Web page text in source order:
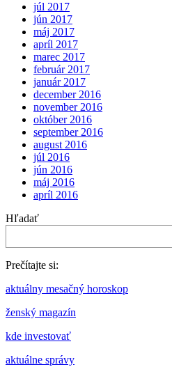
júl 2017
jún 2017
máj 2017
apríl 2017
marec 2017
február 2017
január 2017
december 2016
november 2016
október 2016
september 2016
august 2016
júl 2016
jún 2016
máj 2016
apríl 2016
Hľadať
Prečítajte si:
aktuálny mesačný horoskop
ženský magazín
kde investovať
aktuálne správy